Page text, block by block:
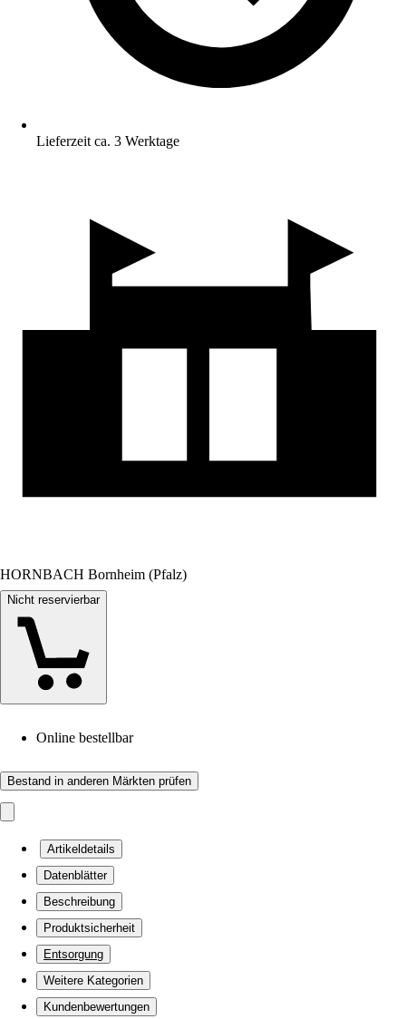
Lieferzeit ca. 3 Werktage
HORNBACH Bornheim (Pfalz)
Nicht reservierbar
Online bestellbar
Bestand in anderen Märkten prüfen
Artikeldetails
Datenblätter
Beschreibung
Produktsicherheit
Entsorgung
Weitere Kategorien
Kundenbewertungen